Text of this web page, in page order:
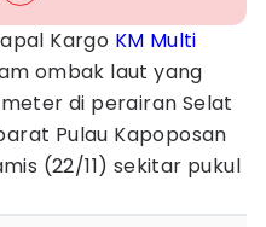
Kargo KM Multi
ombak laut yang
di perairan Selat
Pulau Kapoposan
(22/11) sekitar pukul